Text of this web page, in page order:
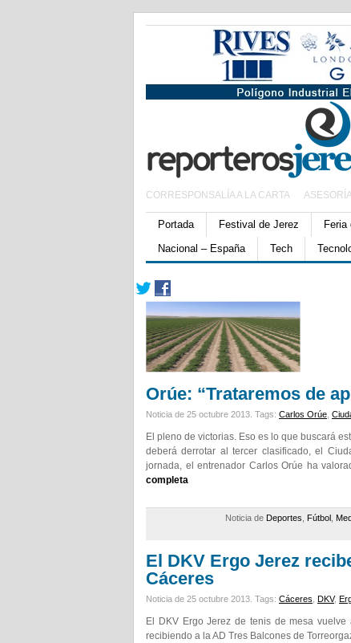
CORRESPONSALÍA A LA CARTA
Portada Festival de Jerez Feria
Nacional – España
Tech
Orúe: “Trataremos de
Noticia de 25 octubre 2013. Tags: Carlos Orúe
El pleno de victorias. Eso es lo que buscará
deberá derrotar al tercer clasificado, el
jornada, el entrenador Carlos Orúe ha
completa
Noticia de Deportes Fútbol
El DKV Ergo Jerez
Cáceres
Noticia de 25 octubre 2013. Tags: Cáceres DKV,
El DKV Ergo Jerez de tenis de mesa
recibiendo a la AD Tres Balcones de